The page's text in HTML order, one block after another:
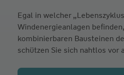
Egal in welcher
Windenergieanlagen
kombinierbaren Bausteinen
schützen Sie sich nahtlos vor